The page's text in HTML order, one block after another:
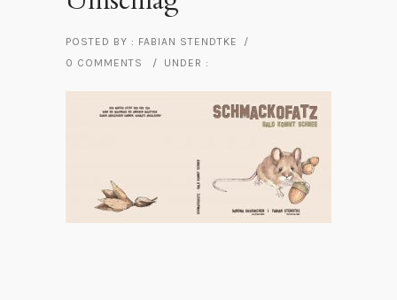
POSTED BY : FABIAN STENDTKE
/
0 COMMENTS
/ UNDER :